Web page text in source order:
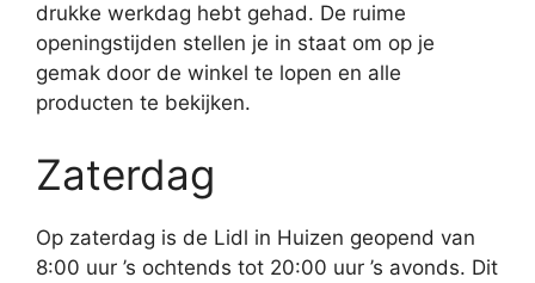
drukke werkdag hebt gehad. De ruime
openingstijden stellen je in staat om op je
gemak door de winkel te lopen en alle
producten te bekijken.
Zaterdag
Op zaterdag is de Lidl in Huizen geopend van
8:00 uur ’s ochtends tot 20:00 uur ’s avonds. Dit